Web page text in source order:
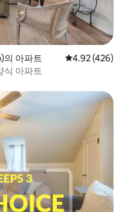
의 아파트 평점 4.92점(5
4.92 (426)
식 아파트